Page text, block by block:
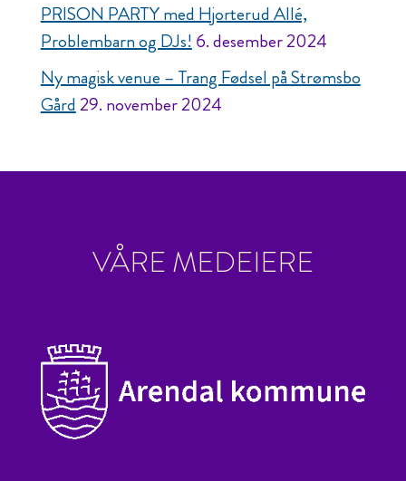
PRISON PARTY med Hjorterud Allé,
Problembarn og DJs!6. desember 2024
Ny magisk venue – Trang Fødsel på Strømsbo
Gård29. november 2024
VÅRE MEDEIERE